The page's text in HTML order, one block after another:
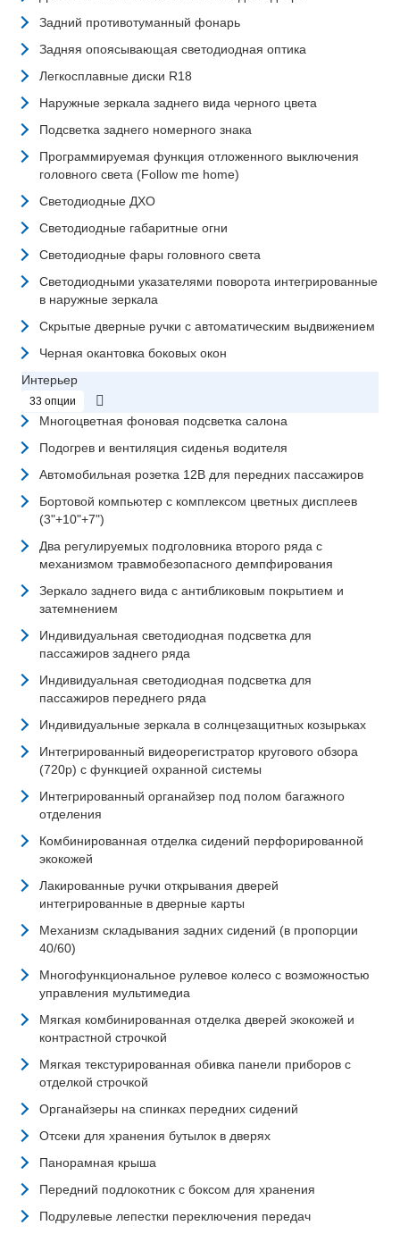
Задний противотуманный фонарь
Задняя опоясывающая светодиодная оптика
Легкосплавные диски R18
Наружные зеркала заднего вида черного цвета
Подсветка заднего номерного знака
Программируемая функция отложенного выключения
головного света (Follow me home)
Светодиодные ДХО
Светодиодные габаритные огни
Светодиодные фары головного света
Светодиодными указателями поворота интегрированные
в наружные зеркала
Скрытые дверные ручки с автоматическим выдвижением
Черная окантовка боковых окон
Интерьер
33 опции
Многоцветная фоновая подсветка салона
Подогрев и вентиляция сиденья водителя
Автомобильная розетка 12В для передних пассажиров
Бортовой компьютер с комплексом цветных дисплеев
(3"+10"+7")
Два регулируемых подголовника второго ряда с
механизмом травмобезопасного демпфирования
Зеркало заднего вида с антибликовым покрытием и
затемнением
Индивидуальная светодиодная подсветка для
пассажиров заднего ряда
Индивидуальная светодиодная подсветка для
пассажиров переднего ряда
Индивидуальные зеркала в солнцезащитных козырьках
Интегрированный видеорегистратор кругового обзора
(720p) с функцией охранной системы
Интегрированный органайзер под полом багажного
отделения
Комбинированная отделка сидений перфорированной
экокожей
Лакированные ручки открывания дверей
интегрированные в дверные карты
Механизм складывания задних сидений (в пропорции
40/60)
Многофункциональное рулевое колесо с возможностью
управления мультимедиа
Мягкая комбинированная отделка дверей экокожей и
контрастной строчкой
Мягкая текстурированная обивка панели приборов с
отделкой строчкой
Органайзеры на спинках передних сидений
Отсеки для хранения бутылок в дверях
Панорамная крыша
Передний подлокотник с боксом для хранения
Подрулевые лепестки переключения передач